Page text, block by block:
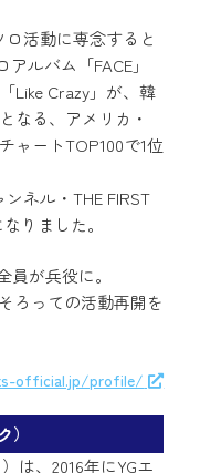
活動に専念すると
ルバム「FACE」
Like Crazy」が、韓
なる、アメリカ・
ャートTOP100で1位
ネル・THE FIRST
りました。
員が兵役に。
ろっての活動再開を
official.jp/profile/
は、2016年にYGエ